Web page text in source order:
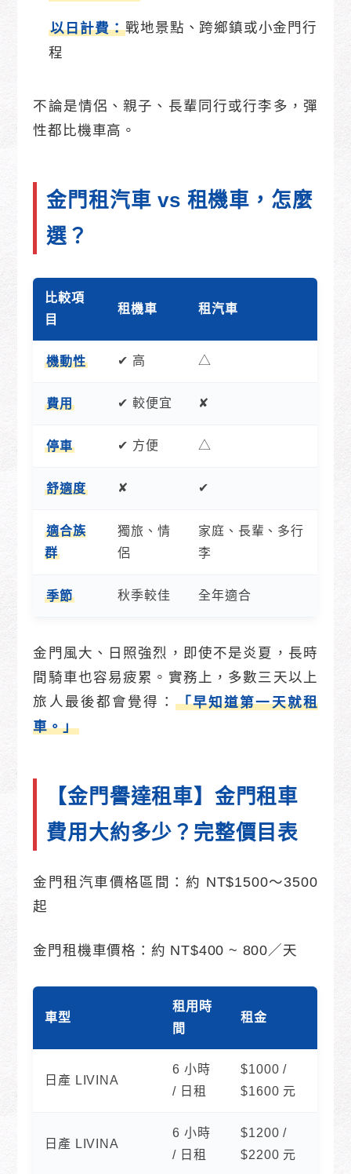
以日計費：戰地景點、跨鄉鎮或小金門行
程
不論是情侶、親子、長輩同行或行李多，彈
性都比機車高。
金門租汽車 vs 租機車，怎麼
選？
比較項
目
租機車 租汽車
機動性 ✔ 高 △
費用 ✔ 較便宜 ✘
停車 ✔ 方便 △
舒適度 ✘ ✔
適合族
群
獨旅、情
侶
家庭、長輩、多行
李
季節 秋季較佳 全年適合
金門風大、日照強烈，即使不是炎夏，長時
間騎車也容易疲累。實務上，多數三天以上
旅人最後都會覺得： 「早知道第一天就租
車。」
【金門譽達租車】金門租車
費用大約多少？完整價目表
金門租汽車價格區間：約 NT$1500～3500
起
金門租機車價格：約 NT$400 ~ 800／天
車型
租用時
間
租金
日產 LIVINA
6 小時
/ 日租
$1000 /
$1600 元
日產 LIVINA
6 小時
/ 日租
$1200 /
$2200 元